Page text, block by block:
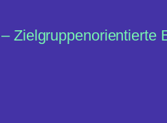
Zielgruppenorientierte